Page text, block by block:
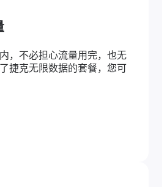
，不必担心流量用完，也无
捷克无限数据的套餐，您可